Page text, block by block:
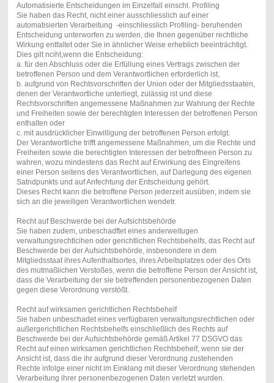
Automatisierte Entscheidungen im Einzelfall einschl. Profiling
Sie haben das Recht, nicht einer ausschliesslich auf einer
automatisierten Verarbeitung -einschliesslich Profiling- beruhenden
Entscheidung unterworfen zu werden, die Ihnen gegenüber rechtliche
Wirkung entfaltet oder Sie in ähnlicher Weise erheblich beeinträchtigt.
Dies gilt nciht,wenn die Entscheidung:
a. für den Abschluss oder die Erfüllung eines Vertrags zwischen der
betroffenen Person und dem Verantwortlichen erforderlich ist,
b. aufgrund von Rechtsvorschriften der Union oder der Mitgliedsstaaten,
denen der Verantwortliche unterliegt, zulässig ist und diese
Rechtsvorschriften angemessene Maßnahmen zur Wahrung der Rechte
und Freiheiten sowie der berechtigten Interessen der betroffenen Person
enthalten oder
c. mit ausdrücklicher Einwilligung der betroffenen Person erfolgt.
Der Verantwortliche trifft angemessene Maßnahmen, um die Rechte und
Freiheiten sowie die berechtigten Interessen der betroffneen Person zu
wahren, wozu mindestens das Recht auf Erwirkung des Eingreifens
einer Person seitens des Verantwortlichen, auf Darlegung des eigenen
Satndpunkts und auf Anfechtung der Entscheidung gehört.
Dieses Recht kann die betroffene Person jederzeit ausüben, indem sie
sich an die jeweiligen Verantwortlichen wendetr.
Recht auf Beschwerde bei der Aufsichtsbehörde
Sie haben zudem, unbeschadftet eines anderweitugen
verwaltungsrechtlcihen oder gerichtlichen Rechtsbehelfs, das Recht auf
Beschwerde bei der Aufsichtsbehörde, insbesondere in dem
Mitgliedsstaat ihres Aufenthaltsortes, ihres Arbeitsplatzes oder des Orts
des mutmaßlichen Verstoßes, wenn die betroffene Person der Ansicht ist,
dass die Verarbeitung der sie betreffenden personenbezogenen Daten
gegen diese Verordnung verstößt.
Recht auf wirksamen gerichtlichen Rechtsbehelf
Sie haben unbeschadet eines verfügbaren verwaltungsrechtlichen oder
außergerichtlichen Rechtsbehelfs einschließlich des Rechts auf
Beschwerde bei der Aufsichtsbehörde gemäß Artikel 77 DSGVO das
Recht auf einen wirksamen gerichtlichen Rechtsbehelf, wenn sie der
Ansicht ist, dass die ihr aufgrund dieser Verordnung zustehenden
Rechte infolge einer nicht im Einklang mit dieser Verordnung stehenden
Verarbeitung ihrer personenbezogenen Daten verletzt wurden.